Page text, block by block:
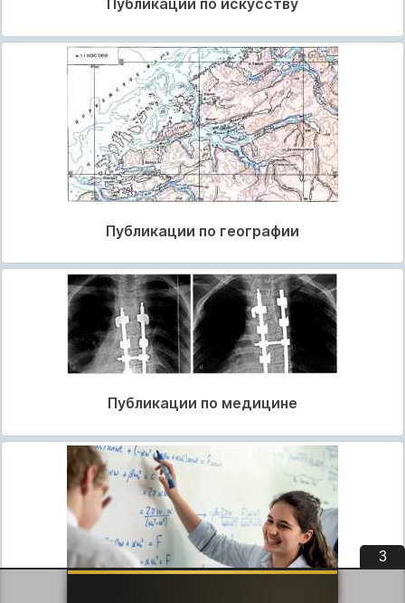
Публикации по искусству
Публикации по географии
Публикации по медицине
2